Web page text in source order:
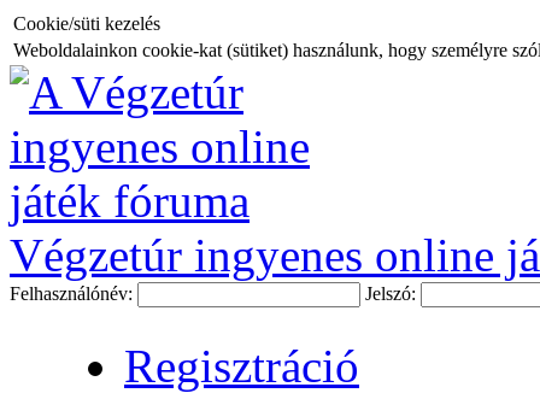
Cookie/süti kezelés
Weboldalainkon cookie-kat (sütiket) használunk, hogy személyre
Végzetúr ingyenes online
Felhasználónév: Jelszó:
Regisztráció